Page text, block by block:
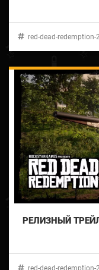
red-dead-redemption-
РЕЛИЗНЫЙ
red-dead-redemption-2